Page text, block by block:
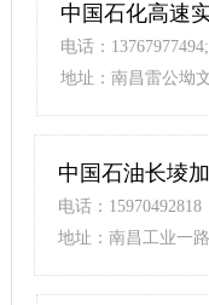
中国石化高速
电话：
地址：南昌雷公坳
中国石油长堎
电话：15970492818
地址：南昌工业一